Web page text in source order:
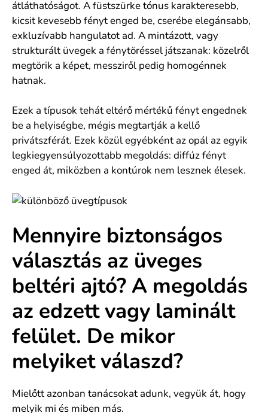
átláthatóságot. A füstszürke tónus karakteresebb,
kicsit kevesebb fényt enged be, cserébe elegánsabb,
exkluzívabb hangulatot ad. A mintázott, vagy
strukturált üvegek a fénytöréssel játszanak: közelről
megtörik a képet, messziről pedig homogénnek
hatnak.
Ezek a típusok tehát eltérő mértékű fényt engednek
be a helyiségbe, mégis megtartják a kellő
privátszférát. Ezek közül egyébként az opál az egyik
legkiegyensúlyozottabb megoldás: diffúz fényt
enged át, miközben a kontúrok nem lesznek élesek.
Mennyire biztonságos
választás az üveges
beltéri ajtó? A megoldás
az edzett vagy laminált
felület. De mikor
melyiket válaszd?
Mielőtt azonban tanácsokat adunk, vegyük át, hogy
melyik mi és miben más.